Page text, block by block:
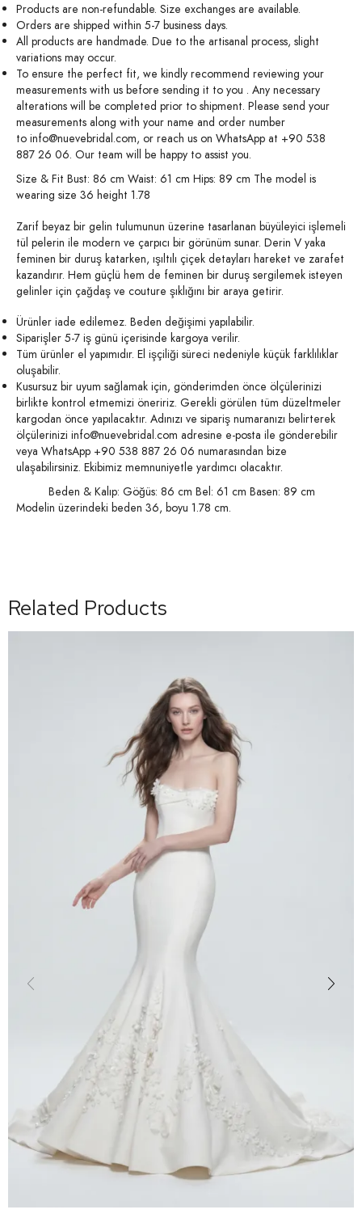
Products are non-refundable. Size exchanges are available.
Orders are shipped within 5-7 business days.
All products are handmade. Due to the artisanal process, slight
variations may occur.
To ensure the perfect fit, we kindly recommend reviewing your
measurements with us before sending it to you . Any necessary
alterations will be completed prior to shipment. Please send your
measurements along with your name and order number
to info@nuevebridal.com, or reach us on WhatsApp at +90 538
887 26 06. Our team will be happy to assist you.
Size & Fit Bust: 86 cm Waist: 61 cm Hips: 89 cm The model is
wearing size 36 height 1.78
Zarif beyaz bir gelin tulumunun üzerine tasarlanan büyüleyici işlemeli
tül pelerin ile modern ve çarpıcı bir görünüm sunar. Derin V yaka
feminen bir duruş katarken, ışıltılı çiçek detayları hareket ve zarafet
kazandırır. Hem güçlü hem de feminen bir duruş sergilemek isteyen
gelinler için çağdaş ve couture şıklığını bir araya getirir.
Ürünler iade edilemez. Beden değişimi yapılabilir.
Siparişler 5-7 iş günü içerisinde kargoya verilir.
Tüm ürünler el yapımıdır. El işçiliği süreci nedeniyle küçük farklılıklar
oluşabilir.
Kusursuz bir uyum sağlamak için, gönderimden önce ölçülerinizi
birlikte kontrol etmemizi öneririz. Gerekli görülen tüm düzeltmeler
kargodan önce yapılacaktır. Adınızı ve sipariş numaranızı belirterek
ölçülerinizi info@nuevebridal.com adresine e-posta ile gönderebilir
veya WhatsApp +90 538 887 26 06 numarasından bize
ulaşabilirsiniz. Ekibimiz memnuniyetle yardımcı olacaktır.
Beden & Kalıp: Göğüs: 86 cm Bel: 61 cm Basen: 89 cm
Modelin üzerindeki beden 36, boyu 1.78 cm.
Related Products